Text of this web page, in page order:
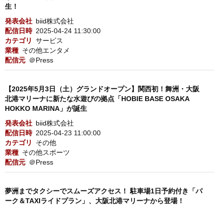
生！
発表会社 biid株式会社
配信日時 2025-04-24 11:30:00
カテゴリ
サービス
業種 その他エンタメ
配信元 ＠Press
【2025年5月3日（土）グランドオープン】関西初！舞洲・大阪
北港マリーナに新たな水遊びの拠点「HOBIE BASE OSAKA
HOKKO MARINA」が誕生
発表会社 biid株式会社
配信日時 2025-04-23 11:00:00
カテゴリ
その他
業種 その他スポーツ
配信元 ＠Press
夢洲までタクシーでスムーズアクセス！ 駐車場1日予約付き「パ
ーク＆TAXIライドプラン」、大阪北港マリーナから登場！